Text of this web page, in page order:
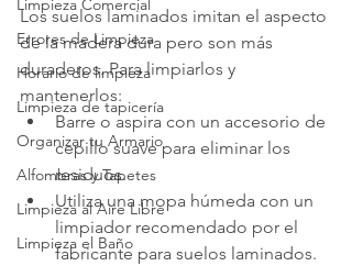
Limpieza Comercial
Errores de Limpieza
Horario de limpieza
Limpieza de tapicería
Organizar tu Armario
Alfombras y Tapetes
Limpieza al Aire Libre
Limpieza el Baño
Los suelos laminados imitan el aspecto
de la madera dura pero son más
duraderos. Para limpiarlos y
mantenerlos:
Barre o aspira con un accesorio de
cepillo suave para eliminar los
residuos.
Utiliza una mopa húmeda con un
limpiador recomendado por el
fabricante para suelos laminados.